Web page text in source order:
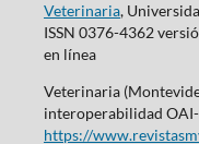
Veterinaria,
ISSN 0376-4362
en línea
Veterinaria
interoperabilidad
https://